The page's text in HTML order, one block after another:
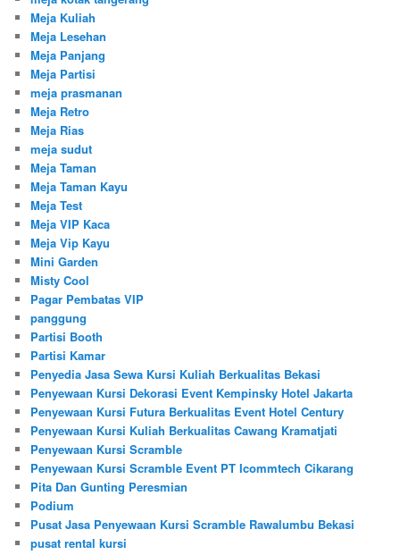
Meja Kuliah
Meja Lesehan
Meja Panjang
Meja Partisi
meja prasmanan
Meja Retro
Meja Rias
meja sudut
Meja Taman
Meja Taman Kayu
Meja Test
Meja VIP Kaca
Meja Vip Kayu
Mini Garden
Misty Cool
Pagar Pembatas VIP
panggung
Partisi Booth
Partisi Kamar
Penyedia Jasa Sewa Kursi Kuliah Berkualitas Bekasi
Penyewaan Kursi Dekorasi Event Kempinsky Hotel Jakarta
Penyewaan Kursi Futura Berkualitas Event Hotel Century
Penyewaan Kursi Kuliah Berkualitas Cawang Kramatjati
Penyewaan Kursi Scramble
Penyewaan Kursi Scramble Event PT Icommtech Cikarang
Pita Dan Gunting Peresmian
Podium
Pusat Jasa Penyewaan Kursi Scramble Rawalumbu Bekasi
pusat rental kursi